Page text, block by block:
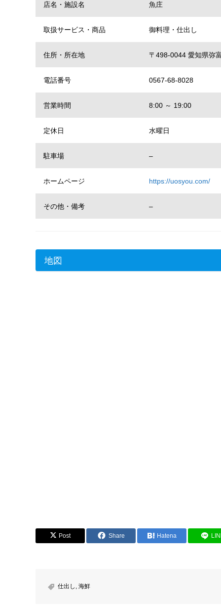
店名・施設名 魚庄
取扱サービス・商品 御料理・仕出し
住所・所在地 〒498-0044 愛知県弥
電話番号 0567-68-8028
営業時間 8:00 ～ 19:00
定休日 水曜日
駐車場 –
ホームページ https://uosyou.com/
その他・備考 –
地図
Post Share Hatena
仕出し , 海鮮